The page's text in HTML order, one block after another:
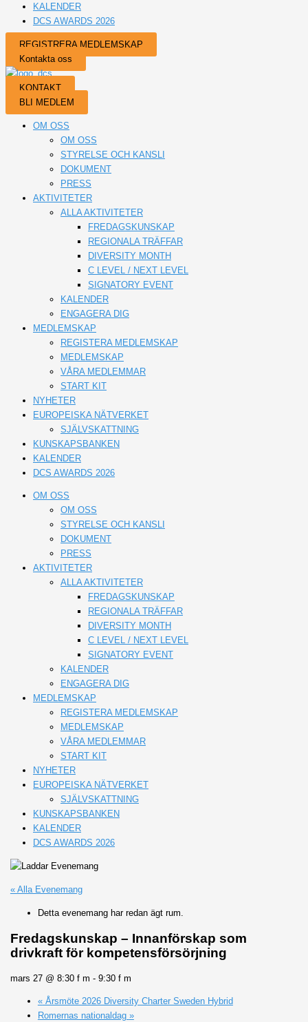
KALENDER
DCS AWARDS 2026
REGISTRERA MEDLEMSKAP
Kontakta oss
KONTAKT
BLI MEDLEM
OM OSS
OM OSS
STYRELSE OCH KANSLI
DOKUMENT
PRESS
AKTIVITETER
ALLA AKTIVITETER
FREDAGSKUNSKAP
REGIONALA TRÄFFAR
DIVERSITY MONTH
C LEVEL / NEXT LEVEL
SIGNATORY EVENT
KALENDER
ENGAGERA DIG
MEDLEMSKAP
REGISTERA MEDLEMSKAP
MEDLEMSKAP
VÅRA MEDLEMMAR
START KIT
NYHETER
EUROPEISKA NÄTVERKET
SJÄLVSKATTNING
KUNSKAPSBANKEN
KALENDER
DCS AWARDS 2026
OM OSS
OM OSS
STYRELSE OCH KANSLI
DOKUMENT
PRESS
AKTIVITETER
ALLA AKTIVITETER
FREDAGSKUNSKAP
REGIONALA TRÄFFAR
DIVERSITY MONTH
C LEVEL / NEXT LEVEL
SIGNATORY EVENT
KALENDER
ENGAGERA DIG
MEDLEMSKAP
REGISTERA MEDLEMSKAP
MEDLEMSKAP
VÅRA MEDLEMMAR
START KIT
NYHETER
EUROPEISKA NÄTVERKET
SJÄLVSKATTNING
KUNSKAPSBANKEN
KALENDER
DCS AWARDS 2026
« Alla Evenemang
Detta evenemang har redan ägt rum.
Fredagskunskap – Innanförskap som
drivkraft för kompetensförsörjning
mars 27 @ 8:30 f m - 9:30 f m
«Årsmöte 2026 Diversity Charter Sweden Hybrid
Romernas nationaldag »